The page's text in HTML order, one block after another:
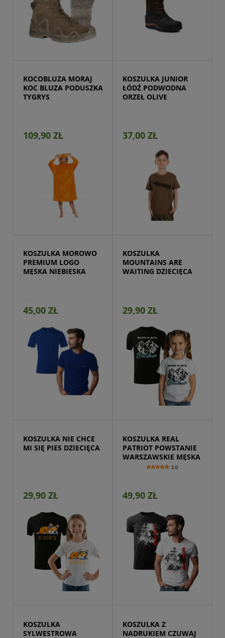
Przejdź do produktu
KOCOBLUZA MORAJ
KOC BLUZA PODUSZKA
TYGRYS
109,90 ZŁ
KOSZULKA JUNIOR
ŁÓDŹ PODWODNA
ORZEŁ OLIVE
37,00 ZŁ
Przejdź do produktu
KOSZULKA MOROWO
PREMIUM LOGO
MĘSKA NIEBIESKA
45,00 ZŁ
KOSZULKA
MOUNTAINS ARE
WAITING DZIECIĘCA
29,90 ZŁ
KOSZULKA NIE CHCE
MI SIĘ PIES DZIECIĘCA
29,90 ZŁ
KOSZULKA REAL
PATRIOT POWSTANIE
WARSZAWSKIE MĘSKA
5.0
49,90 ZŁ
Przejdź do produktu
KOSZULKA
SYLWESTROWA
KOSZULKA Z
NADRUKIEM CZUWAJ